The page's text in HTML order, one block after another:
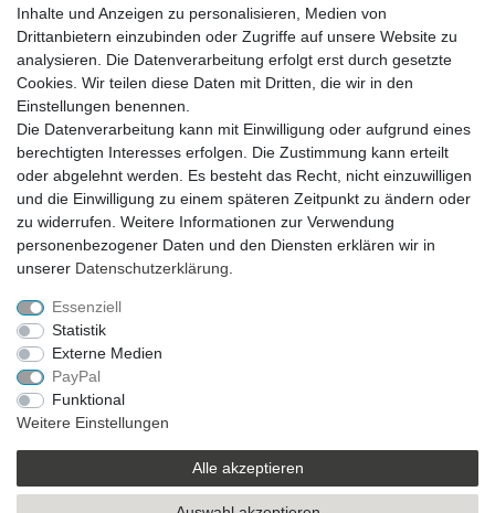
KATEGORIEN
Geschenkefinder
Deko und Wohnen
Figuren / Skulpturen
Garten
Partydekoration
Schmuck und Aufbewahrung
Sale
ZAHLUNG
Sicher einkaufen mit
Inhalte und Anzeigen zu personalisieren, Medien von
Drittanbietern einzubinden oder Zugriffe auf unsere Website zu
analysieren. Die Datenverarbeitung erfolgt erst durch gesetzte
Cookies. Wir teilen diese Daten mit Dritten, die wir in den
Einstellungen benennen.
Die Datenverarbeitung kann mit Einwilligung oder aufgrund eines
berechtigten Interesses erfolgen. Die Zustimmung kann erteilt
oder abgelehnt werden. Es besteht das Recht, nicht einzuwilligen
und die Einwilligung zu einem späteren Zeitpunkt zu ändern oder
zu widerrufen. Weitere Informationen zur Verwendung
personenbezogener Daten und den Diensten erklären wir in
unserer Daten­schutz­erklärung
Essenziell
Statistik
Externe Medien
PayPal
Funktional
Weitere Einstellungen
Alle akzeptieren